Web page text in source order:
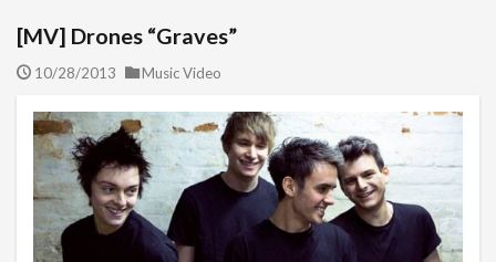
[MV] Drones “Graves”
10/28/2013 Music Video